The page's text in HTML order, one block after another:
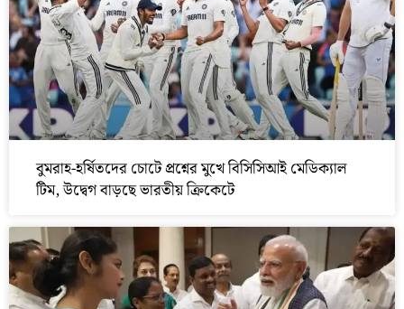
বুমরাহ-হর্ষিতদের চোটে প্রশ্নের মুখে বিসিসিআই মেডিক্যাল
টিম, উদ্বেগ বাড়ছে ভারতীয় ক্রিকেটে